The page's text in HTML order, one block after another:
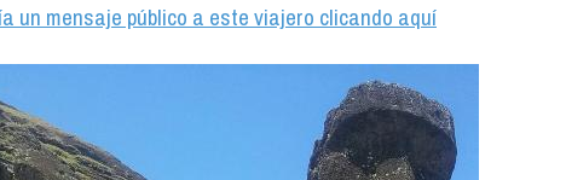
un mensaje público a este viajero clicando aquí